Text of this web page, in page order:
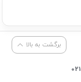
برگشت به بالا